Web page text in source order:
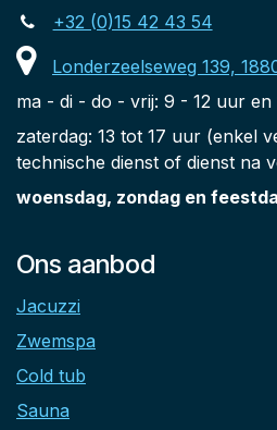
+32 (0)15 42 43 54
Londerzeelseweg 139,
ma - di - do - vrij: 9 - 12 uur en
zaterdag: 13 tot 17 uur (enkel
technische dienst of dienst na
woensdag, zondag en
Ons aanbod
Jacuzzi
Zwemspa
Cold tub
Sauna